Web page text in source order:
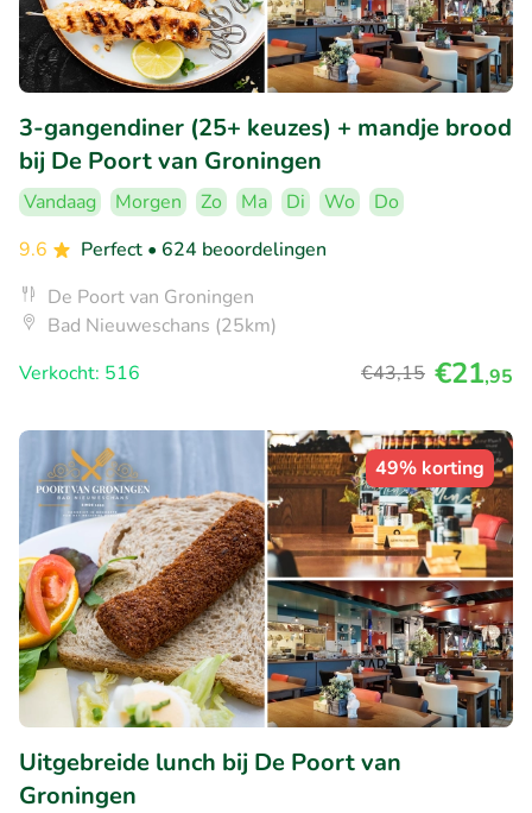
3-gangendiner (25+ keuzes) + mandje brood
bij De Poort van Groningen
Vandaag Morgen Zo Ma Di Wo
Do
9.6
Perfect • 624 beoordelingen
De Poort van Groningen
Bad Nieuweschans (25km)
Verkocht: 516
€43,15 €21,95
49% korting
Uitgebreide lunch bij De Poort van
Groningen